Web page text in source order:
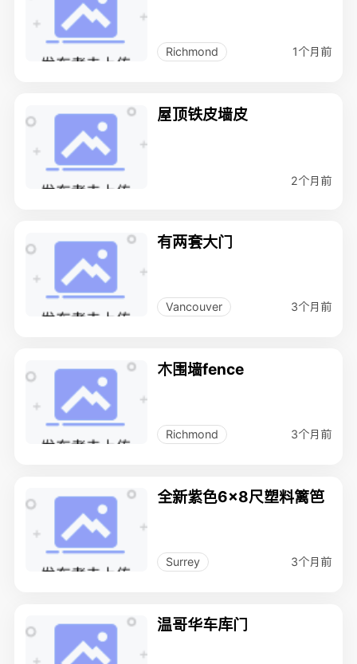
Richmond 1个月前
屋顶铁皮墙皮
2个月前
有两套大门
Vancouver 3个月前
木围墙fence
Richmond 3个月前
全新紫色6×8尺塑料篱笆
Surrey 3个月前
温哥华车库门